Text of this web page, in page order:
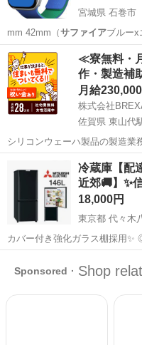
宮城県 石巻市
mm 42mm（サファイアブルーx
ブルー×エメラル…
宮城 石巻市 携帯アク
≪寮無料・
作・製造補
月給
株式会社
佐賀県 東山代
シリコンウェーハ製品の製造業
やカップルとの応募OK◎年間
実♪業務はクリーンルームで
300円～の格安食堂あり！《佐...
伊万里市 東山代駅
冷蔵庫【配
近郊🚚】✨
18,000円
東京都 代々木
カバー付き強化ガラス棚採用✨
自動霜取り機能付…